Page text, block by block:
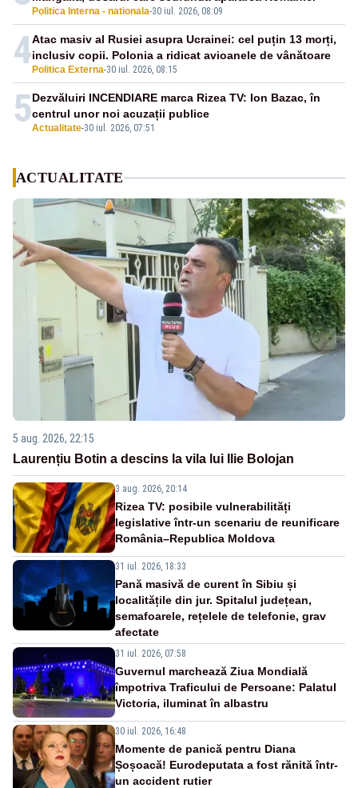
Politica Interna - nationala-30 iul. 2026, 08:09
4 Politica Externa-30 iul. 2026, 08:15
Atac masiv al Rusiei asupra Ucrainei: cel puțin 13 morți,
inclusiv copii. Polonia a ridicat avioanele de vânătoare
5Actualitate-30 iul. 2026, 07:51
Dezvăluiri INCENDIARE marca Rizea TV: Ion Bazac, în
centrul unor noi acuzații publice
ACTUALITATE
5 aug. 2026, 22:15
Laurențiu Botin a descins la vila lui Ilie Bolojan
3 aug. 2026, 20:14
Rizea TV: posibile vulnerabilități
legislative într-un scenariu de reunificare
România–Republica Moldova
31 iul. 2026, 18:33
Pană masivă de curent în Sibiu și
localitățile din jur. Spitalul județean,
semafoarele, rețelele de telefonie, grav
afectate
31 iul. 2026, 07:58
Guvernul marchează Ziua Mondială
împotriva Traficului de Persoane: Palatul
Victoria, iluminat în albastru
30 iul. 2026, 16:48
Momente de panică pentru Diana
Șoșoacă! Eurodeputata a fost rănită într-
un accident rutier